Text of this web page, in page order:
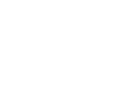
a casa, la gente
por nuestro bando?
otras personas no
que rezar
resistir la tentación de
forma de pensar